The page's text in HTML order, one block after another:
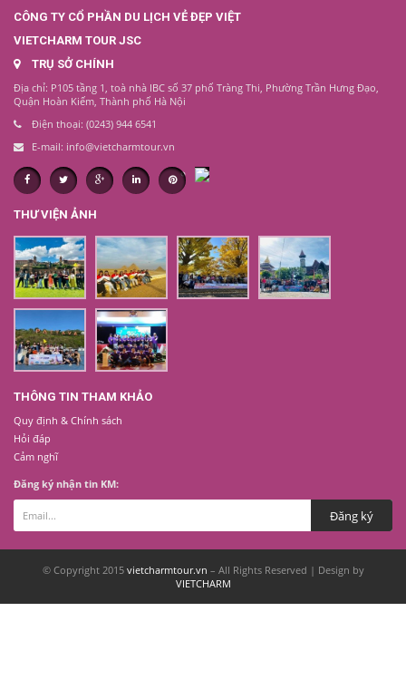
CÔNG TY CỔ PHẦN DU LỊCH VẺ ĐẸP VIỆT
VIETCHARM TOUR JSC
TRỤ SỞ CHÍNH
Địa chỉ: P105 tầng 1, toà nhà IBC số 37 phố Tràng Thi, Phường Trần Hưng Đạo,
Quận Hoàn Kiếm, Thành phố Hà Nội
Điện thoại: (0243) 944 6541
E-mail: info@vietcharmtour.vn
THƯ VIỆN ẢNH
THÔNG TIN THAM KHẢO
Quy định & Chính sách
Hỏi đáp
Cảm nghĩ
Đăng ký nhận tin KM:
© Copyright 2015 vietcharmtour.vn – All Rights Reserved | Design by
VIETCHARM